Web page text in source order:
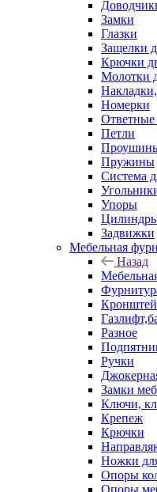
Замки
Глазки
Защелки
Крючки
Молотки
Номерки
Ответные
Петли
Пружины
Система
Упоры
Задвижки
Мебельная
Назад
Разное
Ручки
Замки
Ключи,
Крепеж
Крючки
Ножки
Опоры
Опоры